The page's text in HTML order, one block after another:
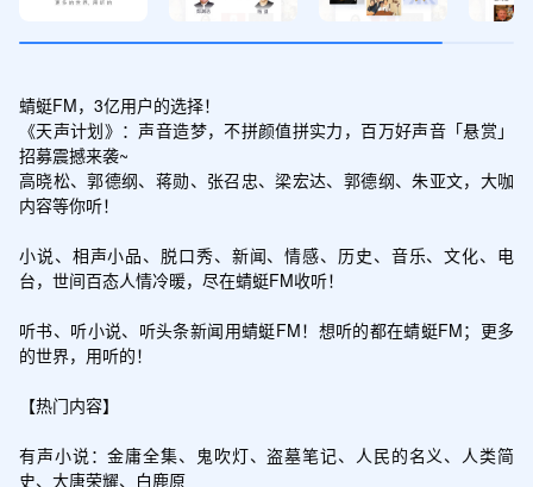
蜻蜓FM，3亿用户的选择！
《天声计划》：声音造梦，不拼颜值拼实力，百万好声音「悬赏」
招募震撼来袭~
高晓松、郭德纲、蒋勋、张召忠、梁宏达、郭德纲、朱亚文，大咖
内容等你听！
小说、相声小品、脱口秀、新闻、情感、历史、音乐、文化、电
台，世间百态人情冷暖，尽在蜻蜓FM收听！
听书、听小说、听头条新闻用蜻蜓FM！想听的都在蜻蜓FM；更多
的世界，用听的！
【热门内容】
有声小说：金庸全集、鬼吹灯、盗墓笔记、人民的名义、人类简
史、大唐荣耀、白鹿原